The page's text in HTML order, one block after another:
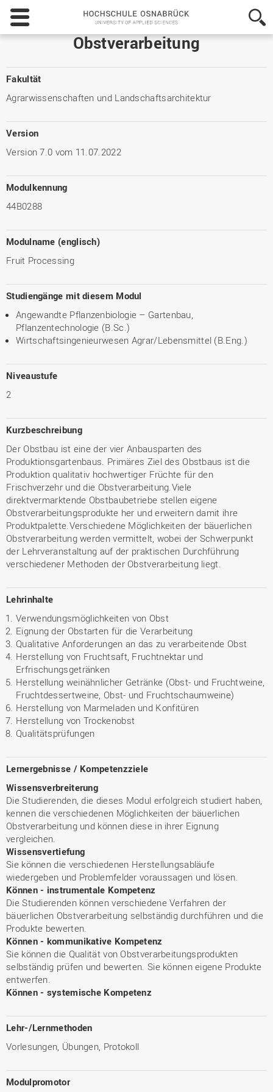
Hochschule
Osnabrück
-
Obstverarbeitung
Fakultät
Agrarwissenschaften und Landschaftsarchitektur
Version
Version 7.0 vom 11.07.2022
Modulkennung
44B0288
Modulname (englisch)
Fruit Processing
Studiengänge mit diesem Modul
Angewandte Pflanzenbiologie – Gartenbau,
Pflanzentechnologie (B.Sc.)
Wirtschaftsingenieurwesen Agrar/Lebensmittel (B.Eng.)
Niveaustufe
2
Kurzbeschreibung
Der Obstbau ist eine der vier Anbausparten des
Produktionsgartenbaus. Primäres Ziel des Obstbaus ist die
Produktion qualitativ hochwertiger Früchte für den
Frischverzehr und die Obstverarbeitung.Viele
direktvermarktende Obstbaubetriebe stellen eigene
Obstverarbeitungsprodukte her und erweitern damit ihre
Produktpalette.Verschiedene Möglichkeiten der bäuerlichen
Obstverarbeitung werden vermittelt, wobei der Schwerpunkt
der Lehrveranstaltung auf der praktischen Durchführung
verschiedener Methoden der Obstverarbeitung liegt.
Lehrinhalte
Verwendungsmöglichkeiten von Obst
Eignung der Obstarten für die Verarbeitung
Qualitative Anforderungen an das zu verarbeitende Obst
Herstellung von Fruchtsaft, Fruchtnektar und
Erfrischungsgetränken
Herstellung weinähnlicher Getränke (Obst- und Fruchtweine,
Fruchtdessertweine, Obst- und Fruchtschaumweine)
Herstellung von Marmeladen und Konfitüren
Herstellung von Trockenobst
Qualitätsprüfungen
Lernergebnisse / Kompetenzziele
Wissensverbreiterung
Die Studierenden, die dieses Modul erfolgreich studiert haben,
kennen die verschiedenen Möglichkeiten der bäuerlichen
Obstverarbeitung und können diese in ihrer Eignung
vergleichen.
Wissensvertiefung
Sie können die verschiedenen Herstellungsabläufe
wiedergeben und Problemfelder voraussagen und lösen.
Können - instrumentale Kompetenz
Die Studierenden können verschiedene Verfahren der
bäuerlichen Obstverarbeitung selbständig durchführen und die
Produkte bewerten.
Können - kommunikative Kompetenz
Sie können die Qualität von Obstverarbeitungsprodukten
selbständig prüfen und bewerten. Sie können eigene Produkte
entwerfen.
Können - systemische Kompetenz
Lehr-/Lernmethoden
Vorlesungen, Übungen, Protokoll
Modulpromotor